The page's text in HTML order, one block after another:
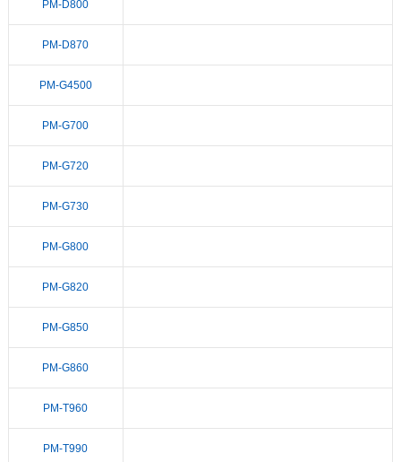
PM-D800
PM-D870
PM-G4500
PM-G700
PM-G720
PM-G730
PM-G800
PM-G820
PM-G850
PM-G860
PM-T960
PM-T990